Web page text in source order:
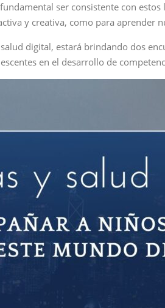
ser consistente con
y creativa, como para aprender
digital, estará brindando dos
en el desarrollo de